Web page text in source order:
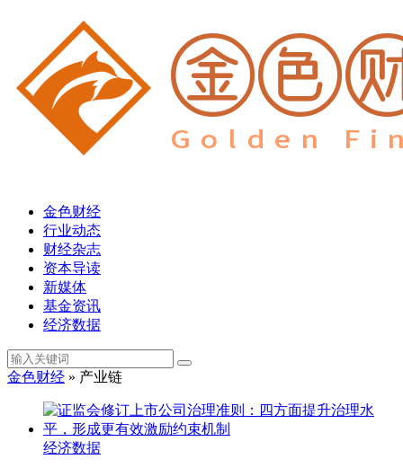
金色财经
行业动态
财经杂志
资本导读
新媒体
基金资讯
经济数据
金色财经 » 产业链
经济数据